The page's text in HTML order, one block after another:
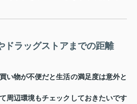
ラッグストアまでの距離
い物が不便だと生活の満足度は意外と
周辺環境もチェックしておきたいです